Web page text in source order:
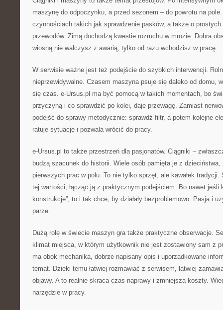
maszynę do odpoczynku, a przed sezonem – do powrotu na
czynnościach takich jak sprawdzenie pasków, a także o
przewodów. Zimą dochodzą kwestie rozruchu w mrozie. Dobra
wiosną nie walczysz z awarią, tylko od razu wchodzisz w pracę.
W serwisie ważne jest też podejście do szybkich interwencji.
nieprzewidywalne. Czasem maszyna psuje się daleko od domu,
się czas. e-Ursus.pl ma być pomocą w takich momentach, bo
przyczyną i co sprawdzić po kolei, daje przewagę. Zamiast
podejść do sprawy metodycznie: sprawdź filtr, a potem kolejne
ratuje sytuację i pozwala wrócić do pracy.
e-Ursus.pl to także przestrzeń dla pasjonatów. Ciągniki –
budzą szacunek do historii. Wiele osób pamięta je z
pierwszych prac w polu. To nie tylko sprzęt, ale kawałek
tej wartości, łącząc ją z praktycznym podejściem. Bo nawet jeśli
konstrukcje”, to i tak chce, by działały bezproblemowo. Pasja i
parze.
Dużą rolę w świecie maszyn gra także praktyczne obserwacje.
klimat miejsca, w którym użytkownik nie jest zostawiony sam z
ma obok mechanika, dobrze napisany opis i uporządkowane
temat. Dzięki temu łatwiej rozmawiać z serwisem, łatwiej
objawy. A to realnie skraca czas naprawy i zmniejsza koszty.
narzędzie w pracy.